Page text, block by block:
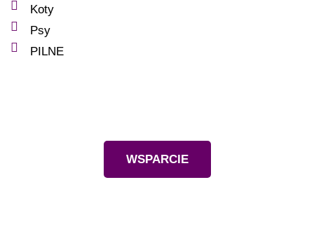
Koty
Psy
PILNE
WSPARCIE